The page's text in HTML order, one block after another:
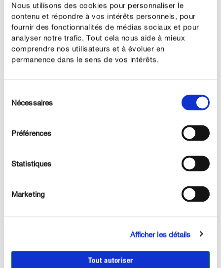
Nous utilisons des cookies pour personnaliser le
contenu et répondre à vos intérêts personnels, pour
fournir des fonctionnalités de médias sociaux et pour
analyser notre trafic. Tout cela nous aide à mieux
comprendre nos utilisateurs et à évoluer en
permanence dans le sens de vos intérêts.
duNécessaires
Préférences
Statistiques
Marketing
Afficher les détails
Tout autoriser
Faites votre choix
Max. 4MB (PDF, JPG, PNG)